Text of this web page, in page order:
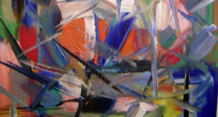
Herzlichen Dank für die Unterstützung: